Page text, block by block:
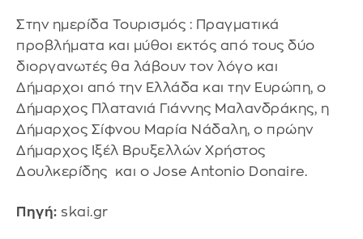
Στην ημερίδα Τουρισμός : Πραγματικά
προβλήματα και μύθοι εκτός από τους δύο
διοργανωτές θα λάβουν τον λόγο και
Δήμαρχοι από την Ελλάδα και την Ευρώπη, ο
Δήμαρχος Πλατανιά Γιάννης Μαλανδράκης, η
Δήμαρχος Σίφνου Μαρία Νάδαλη, ο πρώην
Δήμαρχος Ιξέλ Βρυξελλών Χρήστος
Δουλκερίδης και ο Jose Antonio Donaire.
Πηγή: skai.gr